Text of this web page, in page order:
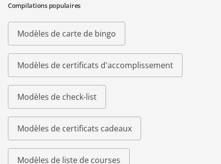
Compilations populaires
Modèles de carte de bingo
Modèles de certificats d'accomplissement
Modèles de check-list
Modèles de certificats cadeaux
Modèles de liste de courses